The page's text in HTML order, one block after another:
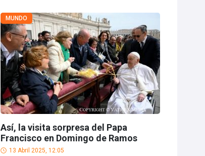
MUNDO
Así, la visita sorpresa del Papa
Francisco en Domingo de Ramos
13 Abril 2025, 12:05